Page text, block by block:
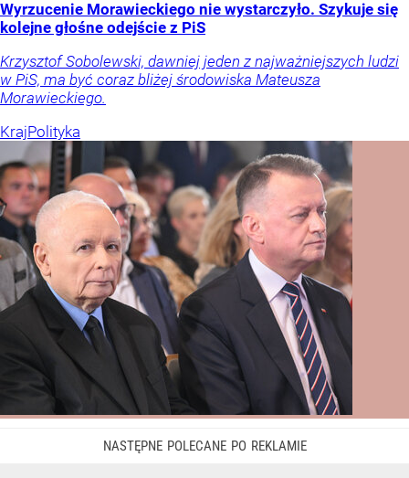
Wyrzucenie Morawieckiego nie wystarczyło. Szykuje się
kolejne głośne odejście z PiS
Krzysztof Sobolewski, dawniej jeden z najważniejszych ludzi
w PiS, ma być coraz bliżej środowiska Mateusza
Morawieckiego.
KrajPolityka